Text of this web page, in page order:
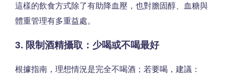
這樣的飲食方式除了有助降血壓，也對膽固醇、血糖與
體重管理有多重益處。
3. 限制酒精攝取：少喝或不喝最好
根據指南，理想情況是完全不喝酒；若要喝，建議：